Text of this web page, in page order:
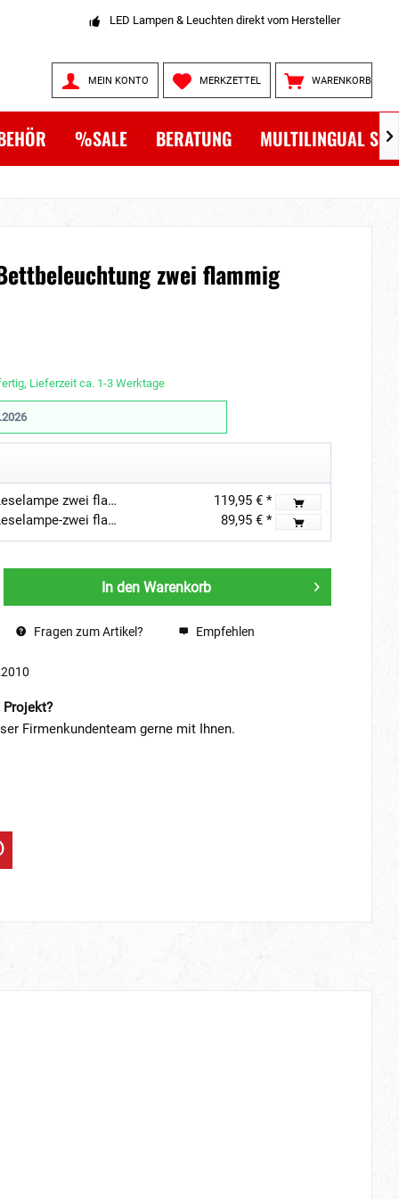
LED Lampen & Leuchten direkt vom Hersteller
WARENKORB
MERKZETTEL
MEIN KONTO
%SALE BERATUNG MULTILINGUAL 
zwei flammig
Lieferzeit ca. 1-3 Werktage
2er-Set LED-Bettbeleuchtung Leselampe zwei flammig- 2X6W -3000K - DIMMBAR
119,95 € *
1er-Set LED-Bettbeleuchtung Leselampe-zwei flammig 6W - 40cm Schwanenhals - DIMMBAR
89,95 € *
In den Warenkorb
Fragen zum Artikel? Empfehlen
Projekt?
Firmenkundenteam gerne mit Ihnen.